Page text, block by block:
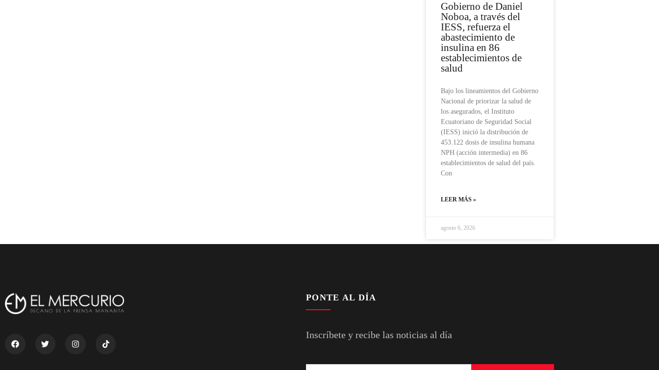
Gobierno de Daniel
Noboa, a través del
IESS, refuerza el
abastecimiento de
insulina en 86
establecimientos de
salud
Bajo los lineamientos del Gobierno
Nacional de priorizar la salud de
los asegurados, el Instituto
Ecuatoriano de Seguridad Social
(IESS) inició la distribución de
453.122 dosis de insulina humana
NPH (acción intermedia) en 86
establecimientos de salud del país.
Con
LEER MÁS »
agosto 6, 2026
PONTE AL DÍA
Inscríbete y recibe las noticias al día